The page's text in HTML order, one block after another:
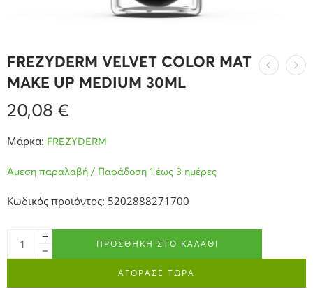
FREZYDERM VELVET COLOR MAT
MAKE UP MEDIUM 30ML
20,08 €
Μάρκα: FREZYDERM
Άμεση παραλαβή / Παράδοση 1 έως 3 ημέρες
Κωδικός προϊόντος: 5202888271700
ΠΡΟΣΘΉΚΗ ΣΤΟ ΚΑΛΆΘΙ
ΑΓΟΡΑΣΕ ΤΩΡΑ